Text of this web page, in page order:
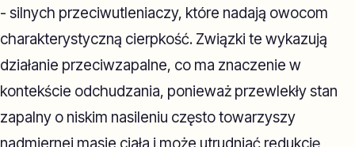
- silnych przeciwutleniaczy, które nadają owocom
charakterystyczną cierpkość. Związki te wykazują
działanie przeciwzapalne, co ma znaczenie w
kontekście odchudzania, ponieważ przewlekły stan
zapalny o niskim nasileniu często towarzyszy
nadmiernej masie ciała i może utrudniać redukcję